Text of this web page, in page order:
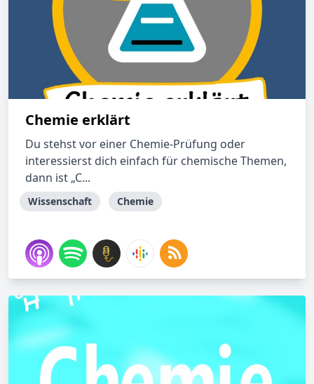
Chemie erklärt
Du stehst vor einer Chemie-Prüfung oder
interessierst dich einfach für chemische Themen,
dann ist „C...
Wissenschaft Chemie